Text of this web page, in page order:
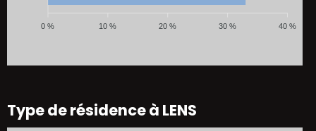
40 %
30 %
20 %
10 %
0 %
Type de résidence à LENS